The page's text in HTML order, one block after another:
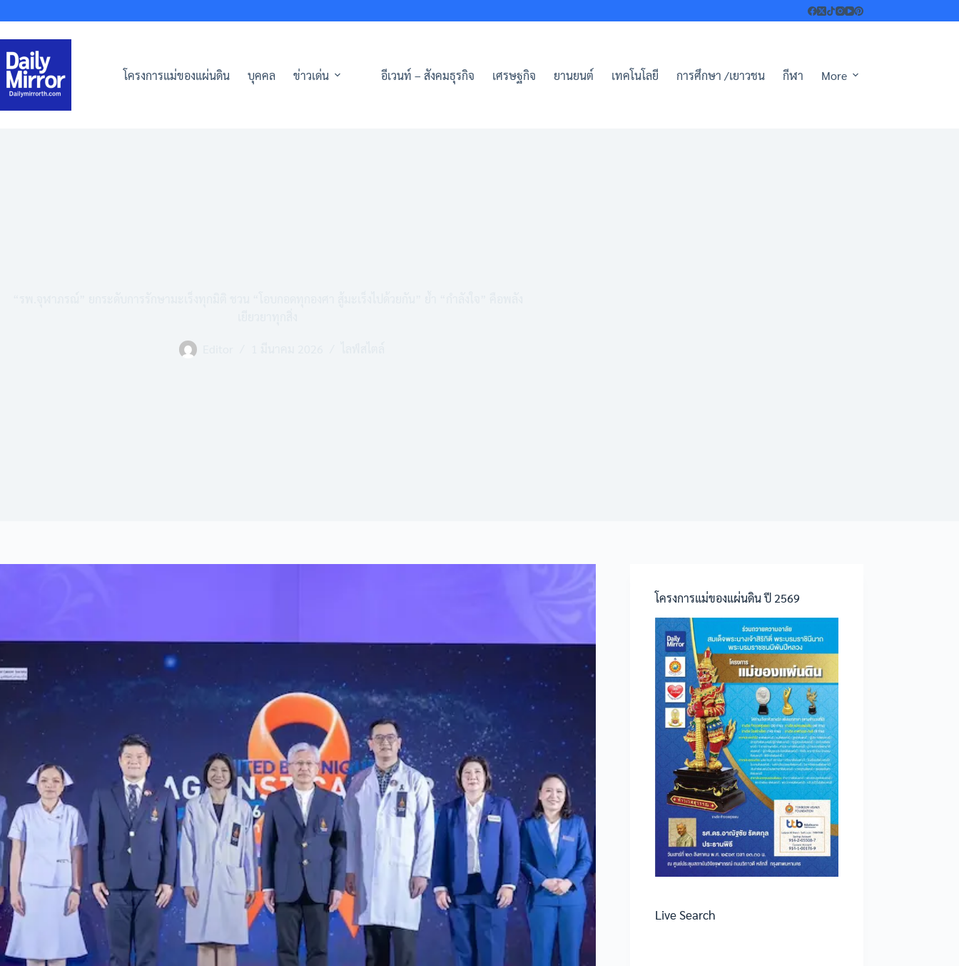
to
content
โครงการแม่ของแผ่นดิน บุคคล ข่าวเด่น อีเวนท์ – สังคมธุรกิจ เศรษฐกิจ ยานยนต์ เทคโนโลยี การศึกษา /เยาวชน กีฬา More
โครงการแม่ของแผ่นดิน ปี 2569
Live Search